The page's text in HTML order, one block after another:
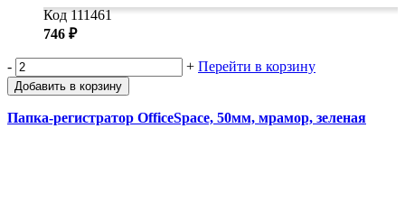
Код 111461
746 ₽
- + Перейти в корзину
Добавить в корзину
Папка-регистратор OfficeSpace, 50мм, мрамор, зеленая